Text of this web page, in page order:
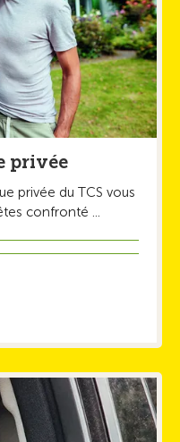
privée
privée du TCS vous
confronté ...